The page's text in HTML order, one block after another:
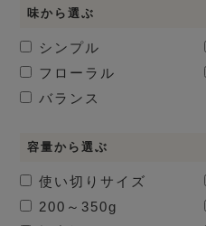
味から選ぶ
シンプル
フローラル
バランス
容量から選ぶ
使い切りサイズ
200～350g